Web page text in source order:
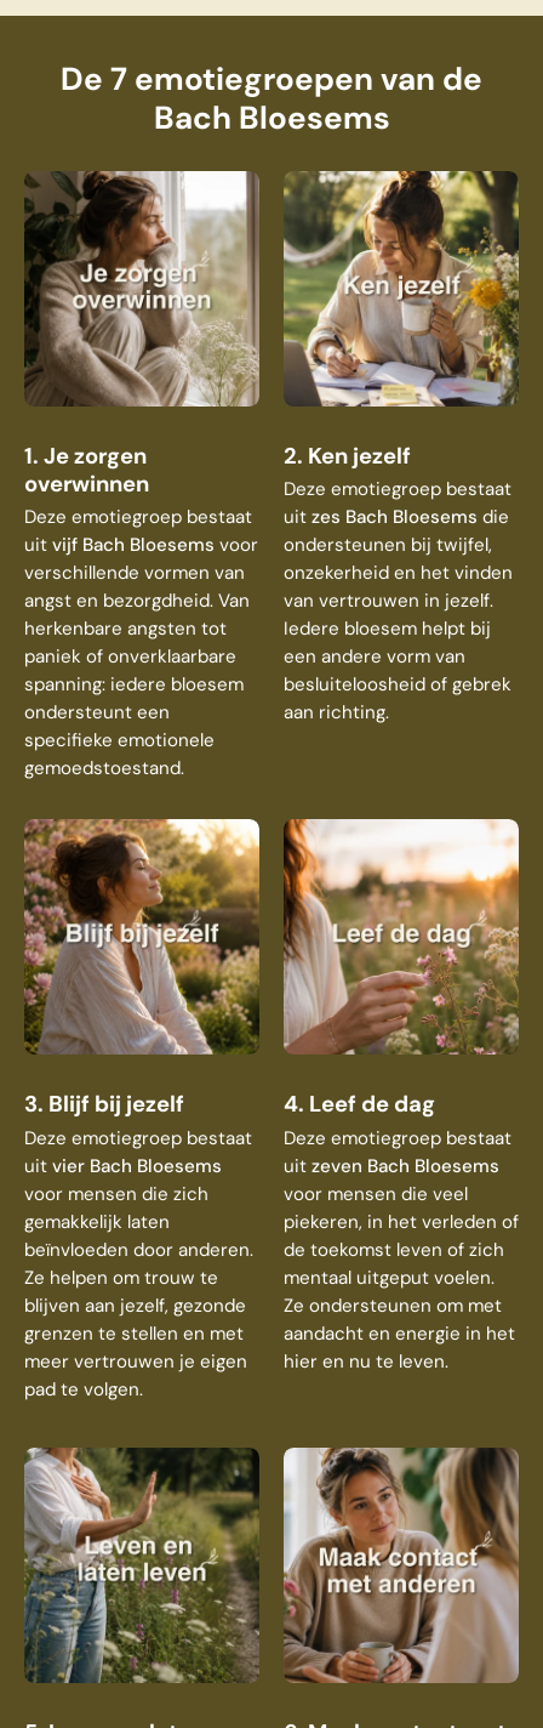
De 7 emotiegroepen van de
Bach Bloesems
1. Je zorgen
overwinnen
Deze emotiegroep bestaat
uit vijf Bach Bloesems voor
verschillende vormen van
angst en bezorgdheid. Van
herkenbare angsten tot
paniek of onverklaarbare
spanning: iedere bloesem
ondersteunt een
specifieke emotionele
gemoedstoestand.
2. Ken jezelf
Deze emotiegroep bestaat
uit zes Bach Bloesems die
ondersteunen bij twijfel,
onzekerheid en het vinden
van vertrouwen in jezelf.
Iedere bloesem helpt bij
een andere vorm van
besluiteloosheid of gebrek
aan richting.
3. Blijf bij jezelf
Deze emotiegroep bestaat
uit vier Bach Bloesems
voor mensen die zich
gemakkelijk laten
beïnvloeden door anderen.
Ze helpen om trouw te
blijven aan jezelf, gezonde
grenzen te stellen en met
meer vertrouwen je eigen
pad te volgen.
4. Leef de dag
Deze emotiegroep bestaat
uit zeven Bach Bloesems
voor mensen die veel
piekeren, in het verleden of
de toekomst leven of zich
mentaal uitgeput voelen.
Ze ondersteunen om met
aandacht en energie in het
hier en nu te leven.